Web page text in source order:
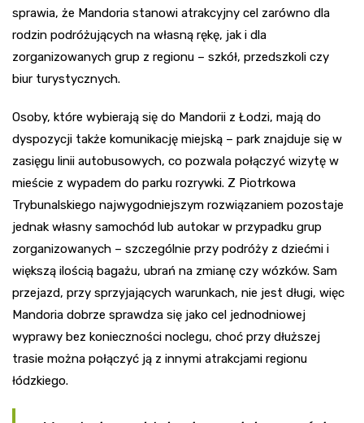
sprawia, że Mandoria stanowi atrakcyjny cel zarówno dla
rodzin podróżujących na własną rękę, jak i dla
zorganizowanych grup z regionu – szkół, przedszkoli czy
biur turystycznych.
Osoby, które wybierają się do Mandorii z Łodzi, mają do
dyspozycji także komunikację miejską – park znajduje się w
zasięgu linii autobusowych, co pozwala połączyć wizytę w
mieście z wypadem do parku rozrywki. Z Piotrkowa
Trybunalskiego najwygodniejszym rozwiązaniem pozostaje
jednak własny samochód lub autokar w przypadku grup
zorganizowanych – szczególnie przy podróży z dziećmi i
większą ilością bagażu, ubrań na zmianę czy wózków. Sam
przejazd, przy sprzyjających warunkach, nie jest długi, więc
Mandoria dobrze sprawdza się jako cel jednodniowej
wyprawy bez konieczności noclegu, choć przy dłuższej
trasie można połączyć ją z innymi atrakcjami regionu
łódzkiego.